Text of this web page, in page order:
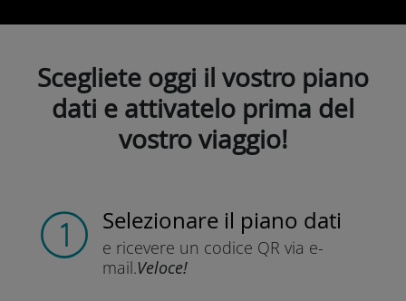
Scegliete oggi il vostro piano
dati e attivatelo prima del
vostro viaggio!
Selezionare il piano dati
e ricevere un codice QR via e-
mail.Veloce!